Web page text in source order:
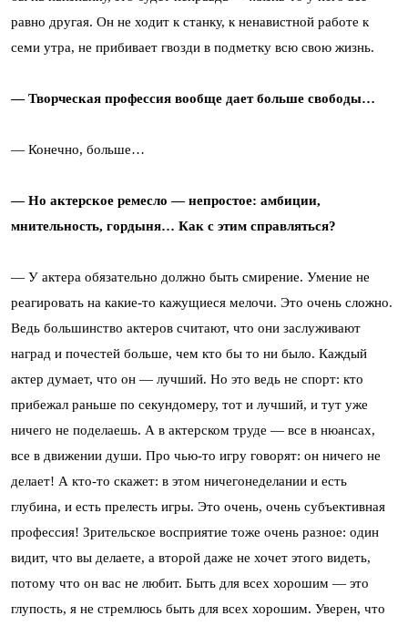
равно другая. Он не ходит к станку, к ненавистной работе к
семи утра, не прибивает гвозди в подметку всю свою жизнь.
— Творческая профессия вообще дает больше свободы…
— Конечно, больше…
— Но актерское ремесло — непростое: амбиции,
мнительность, гордыня… Как с этим справляться?
— У актера обязательно должно быть смирение. Умение не
реагировать на какие-то кажущиеся мелочи. Это очень сложно.
Ведь большинство актеров считают, что они заслуживают
наград и почестей больше, чем кто бы то ни было. Каждый
актер думает, что он — лучший. Но это ведь не спорт: кто
прибежал раньше по секундомеру, тот и лучший, и тут уже
ничего не поделаешь. А в актерском труде — все в нюансах,
все в движении души. Про чью-то игру говорят: он ничего не
делает! А кто-то скажет: в этом ничегонеделании и есть
глубина, и есть прелесть игры. Это очень, очень субъективная
профессия! Зрительское восприятие тоже очень разное: один
видит, что вы делаете, а второй даже не хочет этого видеть,
потому что он вас не любит. Быть для всех хорошим — это
глупость, я не стремлюсь быть для всех хорошим. Уверен, что